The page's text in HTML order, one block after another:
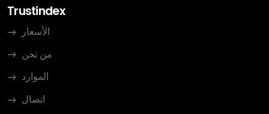
Trustindex
الأسعار
من نحن
الموارد
اتصال